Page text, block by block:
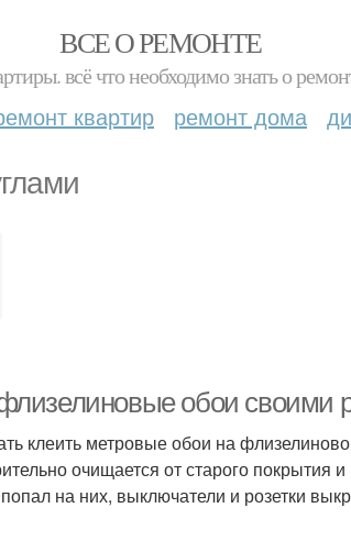
ВСЕ О РЕМОНТЕ
всё что необходимо знать о
квартир ремонт дома
обои своими
клеить метровые обои на
очищается от старого покрытия
на них, выключатели и розетки